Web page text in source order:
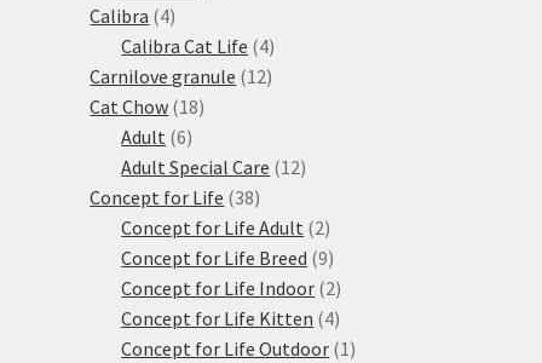
Calibra 44
produkty
Calibra Cat Life 44
produkty
Carnilove granule 1212
Cat Chow 1818
Adult 66
produktů
Adult Special Care 1212
Concept for Life 3838
produktů
Concept for Life Adult 22
produkty
Concept for Life Breed 99
produktů
Concept for Life Indoor 22
produkty
Concept for Life Kitten 44
produkty
Concept for Life Outdoor 1 1